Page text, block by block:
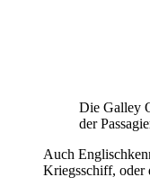
Die Galley
der
Auch
Kriegsschiff, oder